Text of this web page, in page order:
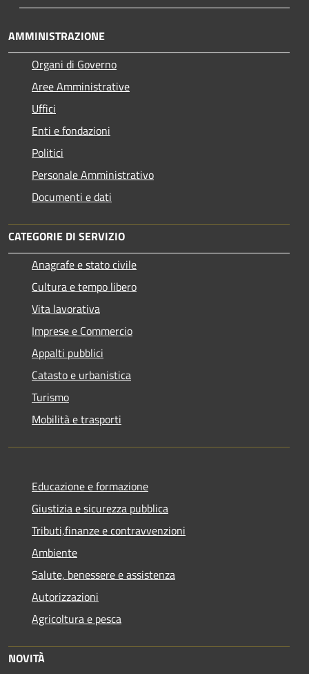
AMMINISTRAZIONE
Organi di Governo
Aree Amministrative
Uffici
Enti e fondazioni
Politici
Personale Amministrativo
Documenti e dati
CATEGORIE DI SERVIZIO
Anagrafe e stato civile
Cultura e tempo libero
Vita lavorativa
Imprese e Commercio
Appalti pubblici
Catasto e urbanistica
Turismo
Mobilità e trasporti
Educazione e formazione
Giustizia e sicurezza pubblica
Tributi,finanze e contravvenzioni
Ambiente
Salute, benessere e assistenza
Autorizzazioni
Agricoltura e pesca
NOVITÀ